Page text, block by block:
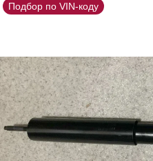
Подбор по VIN-коду